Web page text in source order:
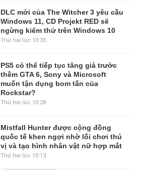
DLC mới của The Witcher 3 yêu cầu
Windows 11, CD Projekt RED sẽ
ngừng kiểm thử trên Windows 10
Thứ hai lúc 10:35
PS5 có thể tiếp tục tăng giá trước
thềm GTA 6, Sony và Microsoft
muốn tận dụng bom tấn của
Rockstar?
Thứ hai lúc 10:28
Mistfall Hunter được cộng đồng
quốc tế khen ngợi nhờ lối chơi thú
vị và tạo hình nhân vật nữ hợp mắt
Thứ hai lúc 10:13